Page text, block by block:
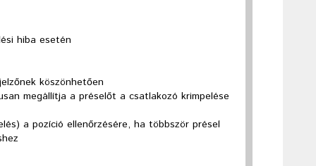
hiba esetén
köszönhetően
megállítja a préselőt a csatlakozó krimpelése
a pozíció ellenőrzésére, ha többször présel